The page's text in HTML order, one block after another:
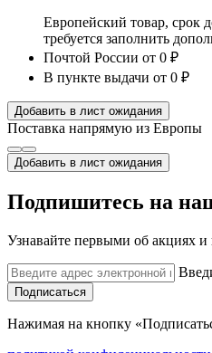
Европейский товар, срок
требуется заполнить
Почтой России от 0 ₽
В пункте выдачи от 0 ₽
Добавить в лист ожидания
Поставка напрямую из Европы
Добавить в лист ожидания
Подпишитесь на
Узнавайте первыми об акциях и
Подписаться
Нажимая на кнопку